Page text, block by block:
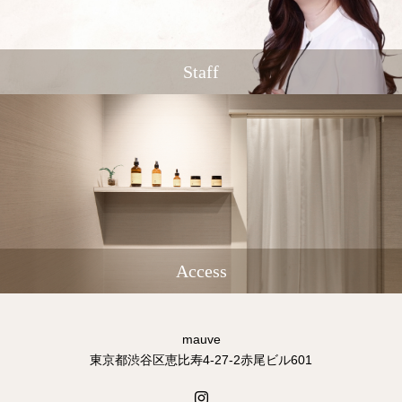
Staff
Access
mauve
東京都渋谷区恵比寿4-27-2赤尾ビル601